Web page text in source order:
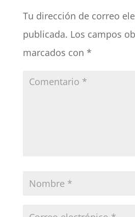
Tu dirección de correo
publicada. Los campos
marcados con *